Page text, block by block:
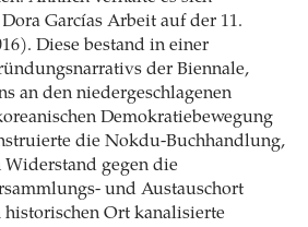
Garcías Arbeit auf der 11.
Diese bestand in einer
der Biennale,
an den niedergeschlagenen
Demokratiebewegung
die Nokdu-Buchhandlung,
Widerstand gegen die
und Austauschort
historischen Ort kanalisierte